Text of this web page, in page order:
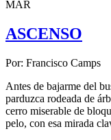
MAR
ASCENSO
Por: Francisco Camps
Antes de bajarme del
parduzca rodeada de
cerro miserable de
pelo, con esa mirada